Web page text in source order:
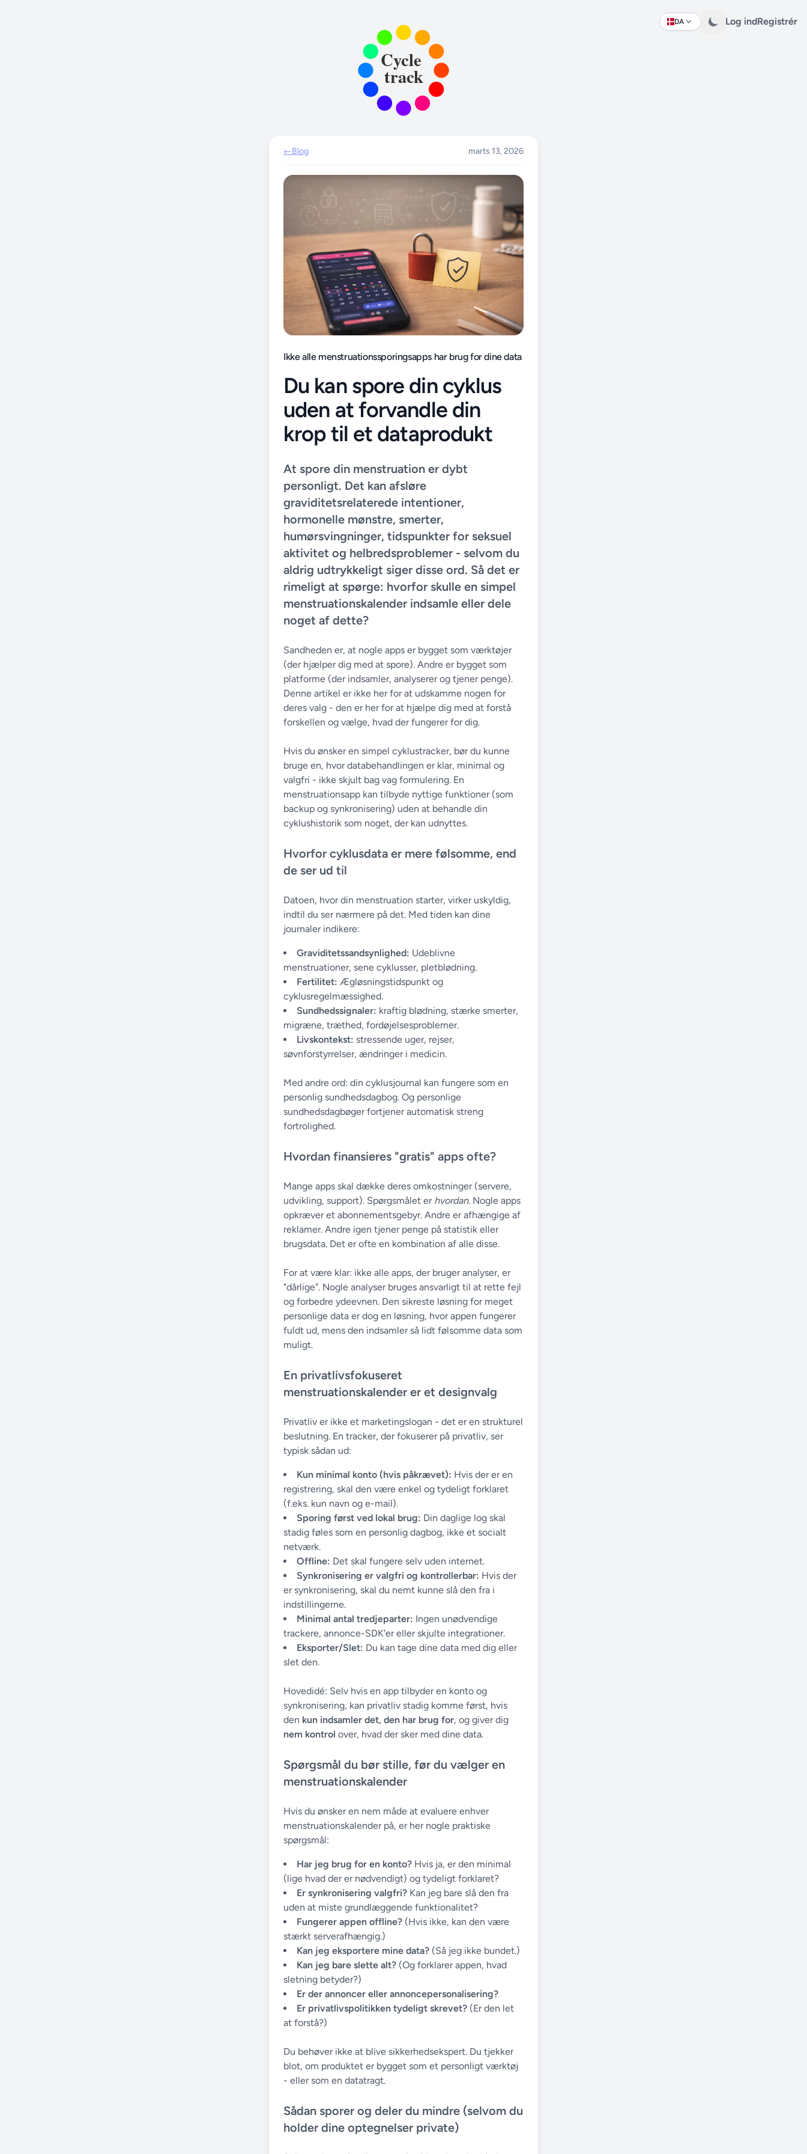
DA
Change language Log indRegistrér
←Blog marts 13, 2026
Ikke alle menstruationssporingsapps har brug for dine data
Du kan spore din cyklus
uden at forvandle din
krop til et dataprodukt
At spore din menstruation er dybt
personligt. Det kan afsløre
graviditetsrelaterede intentioner,
hormonelle mønstre, smerter,
humørsvingninger, tidspunkter for seksuel
aktivitet og helbredsproblemer - selvom du
aldrig udtrykkeligt siger disse ord. Så det er
rimeligt at spørge: hvorfor skulle en simpel
menstruationskalender indsamle eller dele
noget af dette?
Sandheden er, at nogle apps er bygget som værktøjer
(der hjælper dig med at spore). Andre er bygget som
platforme (der indsamler, analyserer og tjener penge).
Denne artikel er ikke her for at udskamme nogen for
deres valg - den er her for at hjælpe dig med at forstå
forskellen og vælge, hvad der fungerer for dig.
Hvis du ønsker en simpel cyklustracker, bør du kunne
bruge en, hvor databehandlingen er klar, minimal og
valgfri - ikke skjult bag vag formulering. En
menstruationsapp kan tilbyde nyttige funktioner (som
backup og synkronisering) uden at behandle din
cyklushistorik som noget, der kan udnyttes.
Hvorfor cyklusdata er mere følsomme, end
de ser ud til
Datoen, hvor din menstruation starter, virker uskyldig,
indtil du ser nærmere på det. Med tiden kan dine
journaler indikere:
Graviditetssandsynlighed: Udeblivne
menstruationer, sene cyklusser, pletblødning.
Fertilitet: Ægløsningstidspunkt og
cyklusregelmæssighed.
Sundhedssignaler: kraftig blødning, stærke smerter,
migræne, træthed, fordøjelsesproblemer.
Livskontekst: stressende uger, rejser,
søvnforstyrrelser, ændringer i medicin.
Med andre ord: din cyklusjournal kan fungere som en
personlig sundhedsdagbog. Og personlige
sundhedsdagbøger fortjener automatisk streng
fortrolighed.
Hvordan finansieres "gratis" apps ofte?
Mange apps skal dække deres omkostninger (servere,
udvikling, support). Spørgsmålet er hvordan. Nogle apps
opkræver et abonnementsgebyr. Andre er afhængige af
reklamer. Andre igen tjener penge på statistik eller
brugsdata. Det er ofte en kombination af alle disse.
For at være klar: ikke alle apps, der bruger analyser, er
"dårlige". Nogle analyser bruges ansvarligt til at rette fejl
og forbedre ydeevnen. Den sikreste løsning for meget
personlige data er dog en løsning, hvor appen fungerer
fuldt ud, mens den indsamler så lidt følsomme data som
muligt.
En privatlivsfokuseret
menstruationskalender er et designvalg
Privatliv er ikke et marketingslogan - det er en strukturel
beslutning. En tracker, der fokuserer på privatliv, ser
typisk sådan ud:
Kun minimal konto (hvis påkrævet): Hvis der er en
registrering, skal den være enkel og tydeligt forklaret
(f.eks. kun navn og e-mail).
Sporing først ved lokal brug: Din daglige log skal
stadig føles som en personlig dagbog, ikke et socialt
netværk.
Offline: Det skal fungere selv uden internet.
Synkronisering er valgfri og kontrollerbar: Hvis der
er synkronisering, skal du nemt kunne slå den fra i
indstillingerne.
Minimal antal tredjeparter: Ingen unødvendige
trackere, annonce-SDK'er eller skjulte integrationer.
Eksporter/Slet: Du kan tage dine data med dig eller
slet den.
Hovedidé: Selv hvis en app tilbyder en konto og
synkronisering, kan privatliv stadig komme først, hvis
den kun indsamler det, den har brug for, og giver dig
nem kontrol over, hvad der sker med dine data.
Spørgsmål du bør stille, før du vælger en
menstruationskalender
Hvis du ønsker en nem måde at evaluere enhver
menstruationskalender på, er her nogle praktiske
spørgsmål:
Har jeg brug for en konto? Hvis ja, er den minimal
(lige hvad der er nødvendigt) og tydeligt forklaret?
Er synkronisering valgfri? Kan jeg bare slå den fra
uden at miste grundlæggende funktionalitet?
Fungerer appen offline? (Hvis ikke, kan den være
stærkt serverafhængig.)
Kan jeg eksportere mine data? (Så jeg ikke bundet.)
Kan jeg bare slette alt? (Og forklarer appen, hvad
sletning betyder?)
Er der annoncer eller annoncepersonalisering?
Er privatlivspolitikken tydeligt skrevet? (Er den let
at forstå?)
Du behøver ikke at blive sikkerhedsekspert. Du tjekker
blot, om produktet er bygget som et personligt værktøj
- eller som en datatragt.
Sådan sporer og deler du mindre (selvom du
holder dine optegnelser private)